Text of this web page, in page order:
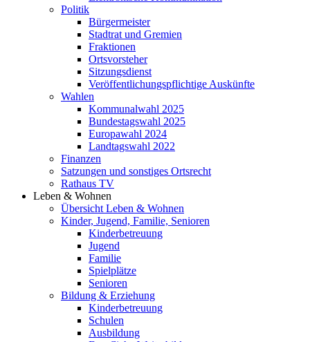
Politik
Bürgermeister
Stadtrat und Gremien
Fraktionen
Ortsvorsteher
Sitzungsdienst
Veröffentlichungspflichtige Auskünfte
Wahlen
Kommunalwahl 2025
Bundestagswahl 2025
Europawahl 2024
Landtagswahl 2022
Finanzen
Satzungen und sonstiges Ortsrecht
Rathaus TV
Leben & Wohnen
Übersicht Leben & Wohnen
Kinder, Jugend, Familie, Senioren
Kinderbetreuung
Jugend
Familie
Spielplätze
Senioren
Bildung & Erziehung
Kinderbetreuung
Schulen
Ausbildung